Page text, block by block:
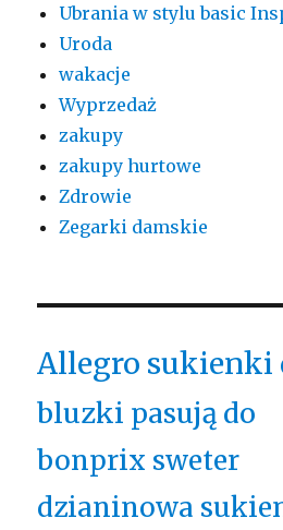
Ubrania w stylu basic
Uroda
wakacje
Wyprzedaż
zakupy
zakupy hurtowe
Zdrowie
Zegarki damskie
Allegro sukienki
bluzki pasują do
bonprix sweter
dzianinowa